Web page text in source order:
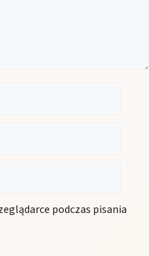
podczas pisania